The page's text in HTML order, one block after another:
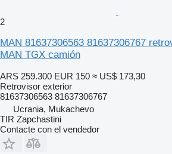
2
MAN 81637306563 81637306767
MAN TGX camión
ARS 259.300 EUR 150 ≈ US$ 173,30
Retrovisor exterior
81637306563 81637306767
Ucrania, Mukachevo
TIR Zapchastini
Contacte con el vendedor